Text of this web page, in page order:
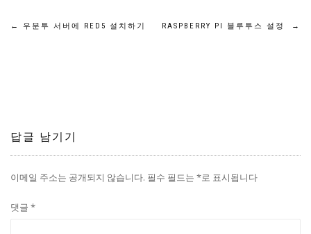
글
← 우분투 서버에 RED5 설치하기 RASPBERRY PI 블루투스 설정 →
답글 남기기
이메일 주소는 공개되지 않습니다. 필수 필드는 *로 표시됩니다
댓글 *